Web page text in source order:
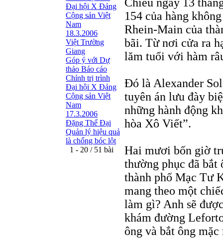
Đại hội X Đảng
Cộng sản Việt
Nam
18.3.2006
Việt Trường
Giang
Góp ý với Dự
thảo Báo cáo
Chính trị trình
Đại hội X Đảng
Cộng sản Việt
Nam
17.3.2006
Đặng Thế Đại
Quản lý hiệu quả
là chống bóc lột
1 - 20 / 51 bài
154 của hàng
Rhein-Main của
bãi. Từ nơi cửa ra
lăm tuổi với hàm
Đó là Alexander
tuyên án lưu đày
những hành động
hòa Xô Viết”.
Hai mươi bốn giờ
thường phục đã bắt
thành phố Mạc Tư
mang theo một
làm gì? Anh sẽ
khám đường
ông và bắt ông